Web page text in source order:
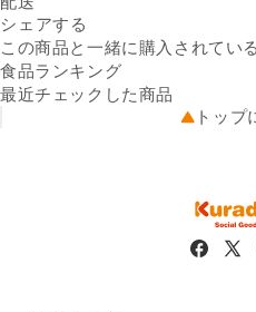
原材料名
送料
クール便
配送温度帯
シェアする
この商品と一緒に購入されてい
食品ランキング
最近チェックした商品
トップ